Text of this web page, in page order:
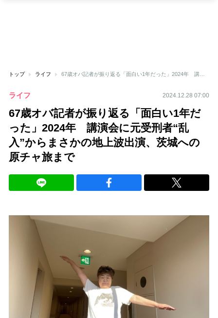
トップ ライフ 67歳オバ記者が振り返る「面白い1年だった」2024年 講演会に元受刑者“乱入”からまさかの地上波出演、茨城への原チャ旅まで
ライフ 2024.12.28 07:00
67歳オバ記者が振り返る「面白い1年だ
った」2024年 講演会に元受刑者“乱
入”からまさかの地上波出演、茨城への
原チャ旅まで